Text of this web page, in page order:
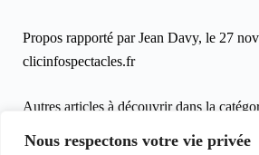
Nous respectons votre vie privée
Propos rapporté par Jean Davy, le 27
clicinfospectacles.fr
Autres articles à découvrir dans la